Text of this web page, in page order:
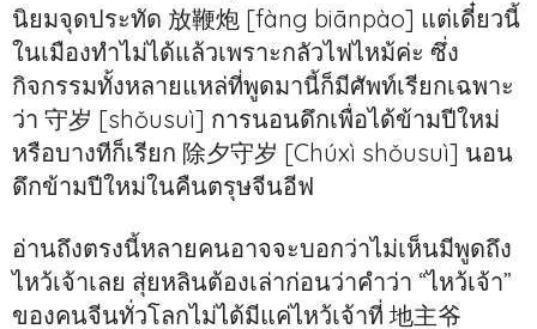
นิยมจุดประทัด 放鞭炮 [fàng biānpào] แต่เดี๋ยวนี้
ในเมืองทำไม่ได้แล้วเพราะกลัวไฟไหม้ค่ะ ซึ่ง
กิจกรรมทั้งหลายแหล่ที่พูดมานี้ก็มีศัพท์เรียกเฉพาะ
ว่า 守岁 [shǒusuì] การนอนดึกเพื่อได้ข้ามปีใหม่
หรือบางทีก็เรียก 除夕守岁 [Chúxì shǒusuì] นอน
ดึกข้ามปีใหม่ในคืนตรุษจีนอีฟ
อ่านถึงตรงนี้หลายคนอาจจะบอกว่าไม่เห็นมีพูดถึง
ไหว้เจ้าเลย สุ่ยหลินต้องเล่าก่อนว่าคำว่า “ไหว้เจ้า”
ของคนจีนทั่วโลกไม่ได้มีแค่ไหว้เจ้าที่ 地主爷